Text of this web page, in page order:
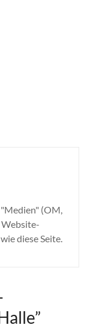
(OM,
Website-
diese Seite.
”